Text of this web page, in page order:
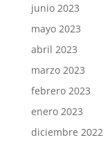
junio 2023
mayo 2023
abril 2023
marzo 2023
febrero 2023
enero 2023
diciembre 2022